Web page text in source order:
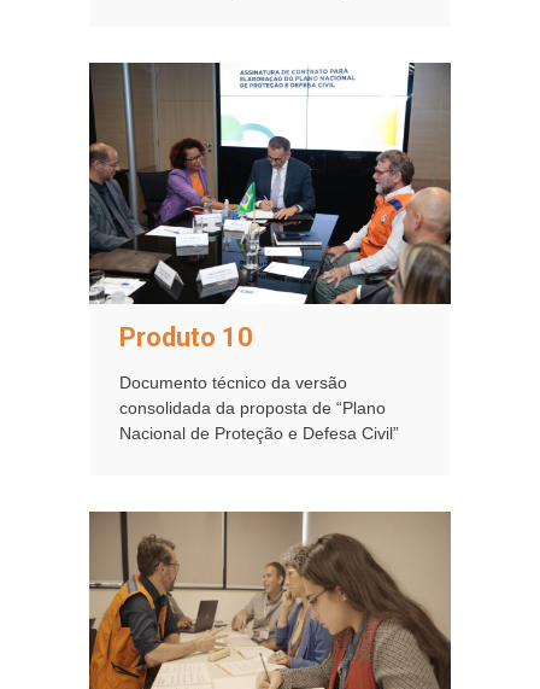
Produto 10
Documento técnico da versão
consolidada da proposta de “Plano
Nacional de Proteção e Defesa Civil”